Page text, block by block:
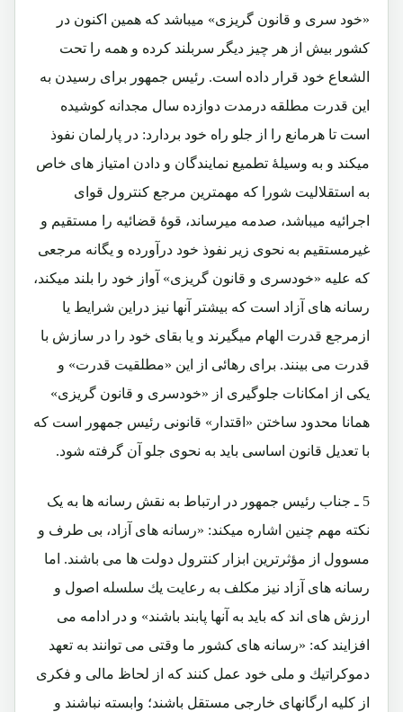
«خود سری و قانون گریزی» میباشد که همین اکنون در
کشور بیش از هر چیز دیگر سربلند کرده و همه را تحت
الشعاع خود قرار داده است. رئیس جمهور برای رسیدن به
این قدرت مطلقه درمدت دوازده سال مجدانه کوشیده
است تا هرمانع را از جلو راه خود بردارد: در پارلمان نفوذ
میکند و به وسیلۀ تطمیع نمایندگان و دادن امتیاز های خاص
به استقلالیت شورا که مهمترین مرجع کنترول قوای
اجرائیه میباشد، صدمه میرساند، قوۀ قضائیه را مستقیم و
غیرمستقیم به نحوی زیر نفوذ خود درآورده و یگانه مرجعی
که علیه «خودسری و قانون گریزی» آواز خود را بلند میکند،
رسانه های آزاد است که بیشتر آنها نیز دراین شرایط یا
ازمرجع قدرت الهام میگیرند و یا بقای خود را در سازش با
قدرت می بینند. برای رهائی از این «مطلقیت قدرت» و
یکی از امکانات جلوگیری از «خودسری و قانون گریزی»
همانا محدود ساختن «اقتدار» قانونی رئیس جمهور است که
با تعدیل قانون اساسی باید به نحوی جلو آن گرفته شود.
5 ـ
جناب رئیس جمهور در ارتباط به نقش رسانه ها به یک
نکته مهم چنین اشاره میکند: «رسانه هاى آزاد، بى طرف و
مسوول از مؤثرترين ابزار كنترول دولت ها مى باشند. اما
رسانه هاى آزاد نيز مكلف به رعايت يك سلسله اصول و
ارزش هاى اند كه بايد به آنها پابند باشند» و در ادامه می
افزایند که: «رسانه هاى كشور ما وقتى مى توانند به تعهد
دموكراتيك و ملى خود عمل كنند كه از لحاظ مالى و فكرى
از كليه ارگانهاى خارجى مستقل باشند؛ وابسته نباشند و